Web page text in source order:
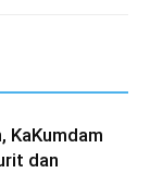
KaKumdam
dan